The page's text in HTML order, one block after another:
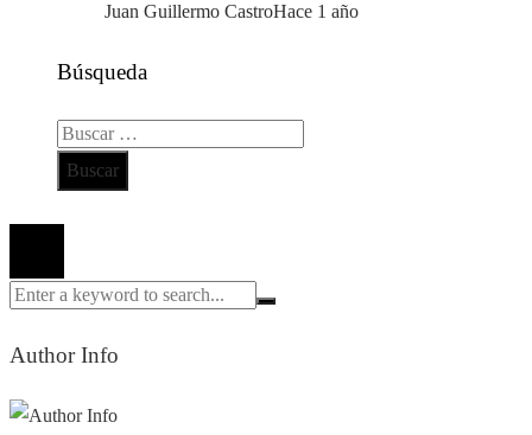
Juan Guillermo CastroHace 1 año
Búsqueda
Buscar:
Author Info